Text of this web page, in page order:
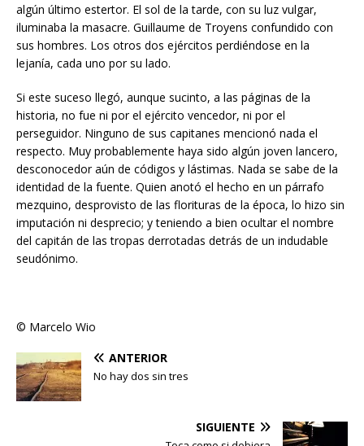
algún último estertor. El sol de la tarde, con su luz vulgar,
iluminaba la masacre. Guillaume de Troyens confundido con
sus hombres. Los otros dos ejércitos perdiéndose en la
lejanía, cada uno por su lado.
Si este suceso llegó, aunque sucinto, a las páginas de la
historia, no fue ni por el ejército vencedor, ni por el
perseguidor. Ninguno de sus capitanes mencionó nada el
respecto. Muy probablemente haya sido algún joven lancero,
desconocedor aún de códigos y lástimas. Nada se sabe de la
identidad de la fuente. Quien anotó el hecho en un párrafo
mezquino, desprovisto de las florituras de la época, lo hizo sin
imputación ni desprecio; y teniendo a bien ocultar el nombre
del capitán de las tropas derrotadas detrás de un indudable
seudónimo.
© Marcelo Wio
ANTERIOR
No hay dos sin tres
SIGUIENTE